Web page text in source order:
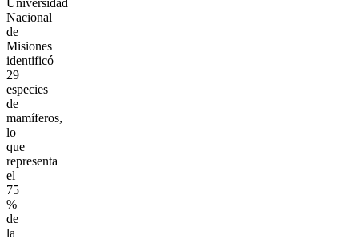
Universidad
Nacional
de
Misiones
identificó
29
especies
de
mamíferos,
lo
que
representa
el
75
%
de
la